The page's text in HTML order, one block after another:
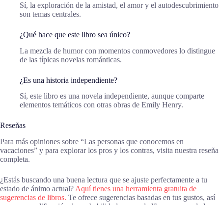
Sí, la exploración de la amistad, el amor y el autodescubrimiento
son temas centrales.
¿Qué hace que este libro sea único?
La mezcla de humor con momentos conmovedores lo distingue
de las típicas novelas románticas.
¿Es una historia independiente?
Sí, este libro es una novela independiente, aunque comparte
elementos temáticos con otras obras de Emily Henry.
Reseñas
Para más opiniones sobre “Las personas que conocemos en
vacaciones” y para explorar los pros y los contras, visita nuestra reseña
completa.
¿Estás buscando una buena lectura que se ajuste perfectamente a tu
estado de ánimo actual? Aquí tienes una herramienta gratuita de
sugerencias de libros. Te ofrece sugerencias basadas en tus gustos, así